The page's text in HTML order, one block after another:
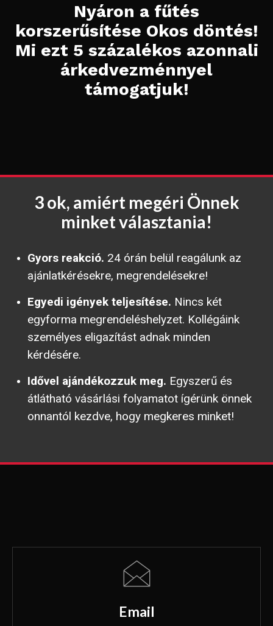
Nyáron a fűtés
korszerűsítése Okos döntés!
Mi ezt 5 százalékos azonnali
árkedvezménnyel
támogatjuk!
3 ok, amiért megéri Önnek
minket választania!
Gyors reakció. 24 órán belül reagálunk az
ajánlatkérésekre, megrendelésekre!
Egyedi igények teljesítése. Nincs két
egyforma megrendeléshelyzet. Kollégáink
személyes eligazítást adnak minden
kérdésére.
Idővel ajándékozzuk meg. Egyszerű és
átlátható vásárlási folyamatot ígérünk önnek
onnantól kezdve, hogy megkeres minket!
Email